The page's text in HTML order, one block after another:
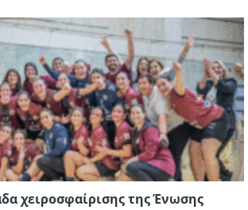
χειροσφαίρισης της Ένωσης